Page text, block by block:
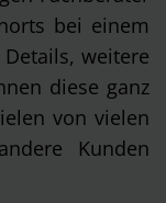
bei einem
weitere
diese ganz
von vielen
Kunden